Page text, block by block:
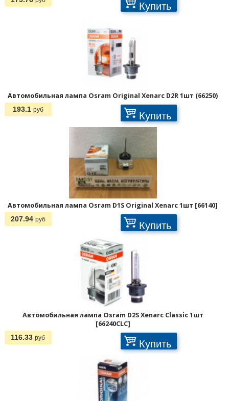
Купить
Автомобильная лампа Osram Original Xenarc D2R 1шт (66250)
193.1 руб Купить
Автомобильная лампа Osram D1S Original Xenarc 1шт [66140]
207.94 руб Купить
Автомобильная лампа Osram D2S Xenarc Classic 1шт
[66240CLC]
116.33 руб Купить